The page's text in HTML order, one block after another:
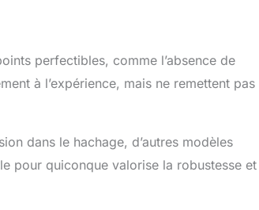
perfectibles, comme l’absence de
à l’expérience, mais ne remettent pas
dans le hachage, d’autres modèles
pour quiconque valorise la robustesse et